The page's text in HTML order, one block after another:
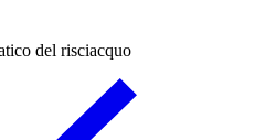
del risciacquo